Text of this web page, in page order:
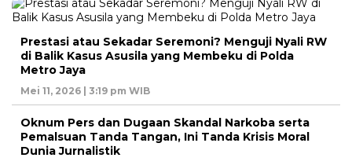
Prestasi atau Sekadar Seremoni? Menguji Nyali RW
di Balik Kasus Asusila yang Membeku di Polda
Metro Jaya
Mei 11, 2026 | 3:19 pm WIB
Oknum Pers dan Dugaan Skandal Narkoba serta
Pemalsuan Tanda Tangan, Ini Tanda Krisis Moral
Dunia Jurnalistik